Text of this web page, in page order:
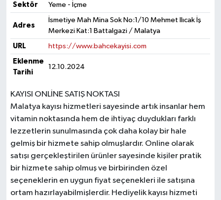
Sektör Yeme - İçme
Adres
İsmetiye Mah Mina Sok No:1/10 Mehmet Ilıcak İş
Merkezi Kat:1 Battalgazi / Malatya
URL https://www.bahcekayisi.com
Eklenme
Tarihi
12.10.2024
KAYISI ONLİNE SATIŞ NOKTASI
Malatya kayısı hizmetleri sayesinde artık insanlar hem
vitamin noktasında hem de ihtiyaç duydukları farklı
lezzetlerin sunulmasında çok daha kolay bir hale
gelmiş bir hizmete sahip olmuşlardır. Online olarak
satışı gerçekleştirilen ürünler sayesinde kişiler pratik
bir hizmete sahip olmuş ve birbirinden özel
seçeneklerin en uygun fiyat seçenekleri ile satışına
ortam hazırlayabilmişlerdir. Hediyelik kayısı hizmeti